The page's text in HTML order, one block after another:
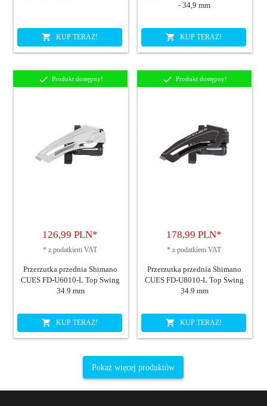
KUP TERAZ!
- 34,9 mm
KUP TERAZ!
Produkt dostępny!
126,99 PLN*
* z podatkiem VAT
Przerzutka przednia Shimano
CUES FD-U6010-L Top Swing
34.9 mm
KUP TERAZ!
Produkt dostępny!
178,99 PLN*
* z podatkiem VAT
Przerzutka przednia Shimano
CUES FD-U8010-L Top Swing
34.9 mm
KUP TERAZ!
Pokaż więcej produktów